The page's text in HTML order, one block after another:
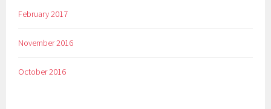
February 2017
November 2016
October 2016